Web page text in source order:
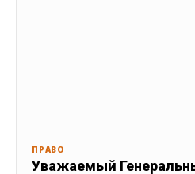
ПРАВО
Уважаемый